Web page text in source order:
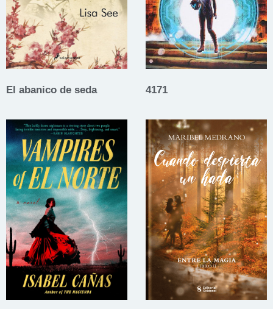
El abanico de seda 4171